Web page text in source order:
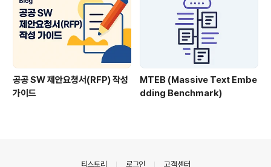
공공 SW 제안요청서(RFP) 작성
가이드
MTEB (Massive Text Embe
dding Benchmark)
티스토리 로그인 고객센터